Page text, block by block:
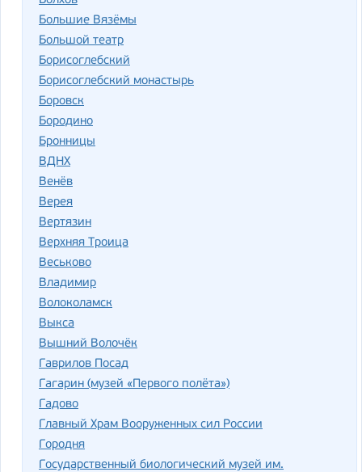
Большие Вязёмы
Большой театр
Борисоглебский
Борисоглебский монастырь
Боровск
Бородино
Бронницы
ВДНХ
Венёв
Верея
Вертязин
Верхняя Троица
Веськово
Владимир
Волоколамск
Выкса
Вышний Волочёк
Гаврилов Посад
Гагарин (музей «Первого полёта»)
Гадово
Главный Храм Вооруженных сил России
Городня
Государственный биологический музей им.